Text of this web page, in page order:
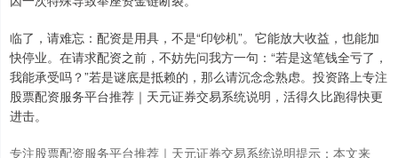
临了，请难忘：配资是用具，不是“印钞机”。它能放大收益，也能加
快停业。在请求配资之前，不妨先问我方一句：“若是这笔钱全亏了，
我能承受吗？”若是谜底是抵赖的，那么请沉念念熟虑。投资路上专注
股票配资服务平台推荐｜天元证券交易系统说明，活得久比跑得快更
进击。
专注股票配资服务平台推荐｜天元证券交易系统说明提示：本文来